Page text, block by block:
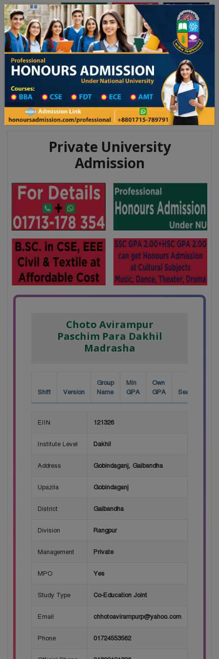
Toggle navigation অনার্স ভর্তি প্রফেশনাল অনার্স
Updates
২০২৫-২৬ শিক্ষাবর্ষের ১ম বর্ষের ভর্তি আবেদন বিজ্ঞপ্তি ঢাকা বিশ্ববিদ্যালয় ২০২৫-২৬
Madrasah in Gaibandha District
Madrasah List Madrasah Information
Private University
Admission
Choto Avirampur
Paschim Para Dakhil
Madrasha
Shift Version
Group
Name
Min
GPA
Own
GPA
Seat
EIIN 121326
Institute Level Dakhil
Address Gobindaganj, Gaibandha
Upazila Gobindaganj
District Gaibandha
Division Rangpur
Management Private
MPO Yes
Study Type Co-Education Joint
Email chhotoavirampurp@yahoo.com
Phone 01724553562